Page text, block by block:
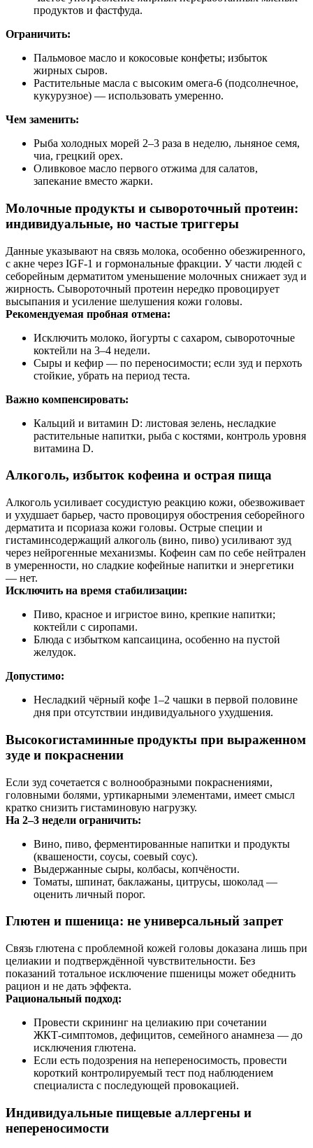
продуктов и фастфуда.
Ограничить:
Пальмовое масло и кокосовые конфеты; избыток
жирных сыров.
Растительные масла с высоким омега‑6 (подсолнечное,
кукурузное) — использовать умеренно.
Чем заменить:
Рыба холодных морей 2–3 раза в неделю, льняное семя,
чиа, грецкий орех.
Оливковое масло первого отжима для салатов,
запекание вместо жарки.
Молочные продукты и сывороточный протеин:
индивидуальные, но частые триггеры
Данные указывают на связь молока, особенно обезжиренного,
с акне через IGF‑1 и гормональные фракции. У части людей с
себорейным дерматитом уменьшение молочных снижает зуд и
жирность. Сывороточный протеин нередко провоцирует
высыпания и усиление шелушения кожи головы.
Рекомендуемая пробная отмена:
Исключить молоко, йогурты с сахаром, сывороточные
коктейли на 3–4 недели.
Сыры и кефир — по переносимости; если зуд и перхоть
стойкие, убрать на период теста.
Важно компенсировать:
Кальций и витамин D: листовая зелень, несладкие
растительные напитки, рыба с костями, контроль уровня
витамина D.
Алкоголь, избыток кофеина и острая пища
Алкоголь усиливает сосудистую реакцию кожи, обезвоживает
и ухудшает барьер, часто провоцируя обострения себорейного
дерматита и псориаза кожи головы. Острые специи и
гистаминсодержащий алкоголь (вино, пиво) усиливают зуд
через нейрогенные механизмы. Кофеин сам по себе нейтрален
в умеренности, но сладкие кофейные напитки и энергетики
— нет.
Исключить на время стабилизации:
Пиво, красное и игристое вино, крепкие напитки;
коктейли с сиропами.
Блюда с избытком капсаицина, особенно на пустой
желудок.
Допустимо:
Несладкий чёрный кофе 1–2 чашки в первой половине
дня при отсутствии индивидуального ухудшения.
Высокогистаминные продукты при выраженном
зуде и покраснении
Если зуд сочетается с волнообразными покраснениями,
головными болями, уртикарными элементами, имеет смысл
кратко снизить гистаминовую нагрузку.
На 2–3 недели ограничить:
Вино, пиво, ферментированные напитки и продукты
(квашености, соусы, соевый соус).
Выдержанные сыры, колбасы, копчёности.
Томаты, шпинат, баклажаны, цитрусы, шоколад —
оценить личный порог.
Глютен и пшеница: не универсальный запрет
Связь глютена с проблемной кожей головы доказана лишь при
целиакии и подтверждённой чувствительности. Без
показаний тотальное исключение пшеницы может обеднить
рацион и не дать эффекта.
Рациональный подход:
Провести скрининг на целиакию при сочетании
ЖКТ‑симптомов, дефицитов, семейного анамнеза — до
исключения глютена.
Если есть подозрения на непереносимость, провести
короткий контролируемый тест под наблюдением
специалиста с последующей провокацией.
Индивидуальные пищевые аллергены и
непереносимости